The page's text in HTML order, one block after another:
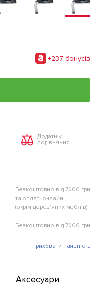
+237 бонусiв
Додати у
порівняння
Безкоштовно від 7000 грн
та оплаті онлайн
(окрім дерев'яних меблів)
Безкоштовно від 7000 грн
Приховати наявність
Аксесуари